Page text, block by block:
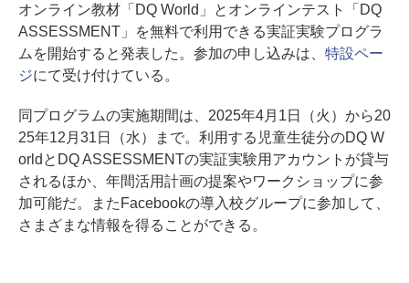
オンライン教材「DQ World」とオンラインテスト「DQ
ASSESSMENT」を無料で利用できる実証実験プログラ
ムを開始すると発表した。参加の申し込みは、 特設ペー
ジにて受け付けている。
同プログラムの実施期間は、2025年4月1日（火）から20
25年12月31日（水）まで。利用する児童生徒分のDQ W
orldとDQ ASSESSMENTの実証実験用アカウントが貸与
されるほか、年間活用計画の提案やワークショップに参
加可能だ。またFacebookの導入校グループに参加して、
さまざまな情報を得ることができる。